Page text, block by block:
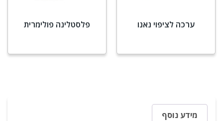
ערכה לציפוי נאנו פלסטלינה פולימרית
מידע נוסף